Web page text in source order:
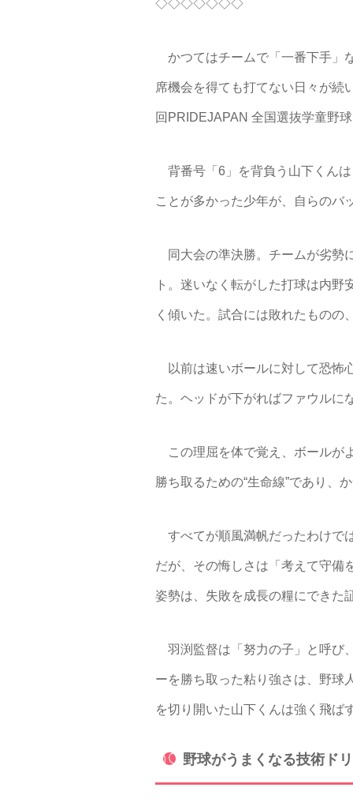
◇◇◇◇◇◇◇
かつてはチームで「一番下手」
席機会を得ても打てない日々が続
回PRIDEJAPAN 全国選抜学童野
背番号「6」を背負う山下くん
ことが多かった少年が、自らのバ
同大会の準決勝。チームが劣勢
ト。迷いなく転がした打球は内
く傾いた。試合には敗れたもの
以前は速いボールに対して恐怖
た。ヘッドが下がればファウルに
この理屈を体で覚え、ボールが
勝ち取るための“生命線”であり、
すべてが順風満帆だったわけで
だが、その悔しさは「考えて守備
姿勢は、失敗を成長の糧にできた
羽渕監督は「努力の子」と呼び
ーを勝ち取った粘り強さは、野球
を切り開いた山下くんは強く飛ば
野球がうまくなる技術ド